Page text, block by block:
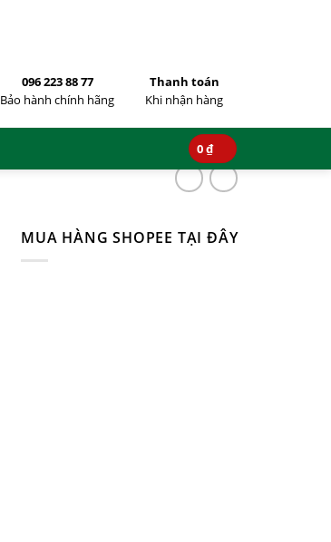
096 223 88 77
Bảo hành chính hãng
Thanh toán
Khi nhận hàng
0₫
MUA HÀNG SHOPEE TẠI ĐÂY